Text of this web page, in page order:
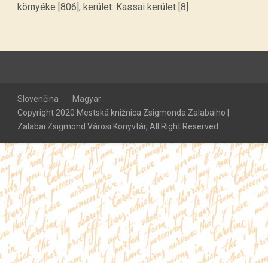
környéke [806], kerület: Kassai kerület [8]
Slovenčina
Magyar
Copyright 2020 Mestská knižnica Zsigmonda Zalabaiho |
Zalabai Zsigmond Városi Könyvtár, All Right Reserved